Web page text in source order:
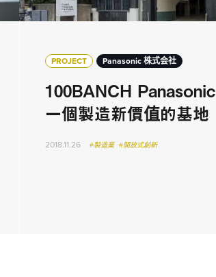
PROJECT Panasonic 株式会社
100BANCH
一個製造新價值的基地
2018.11.26 #製造業 #開放式創新